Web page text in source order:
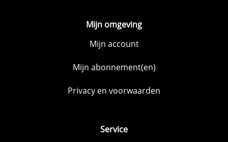
Mijn omgeving
Mijn account
Mijn abonnement(en)
Privacy en voorwaarden
Service